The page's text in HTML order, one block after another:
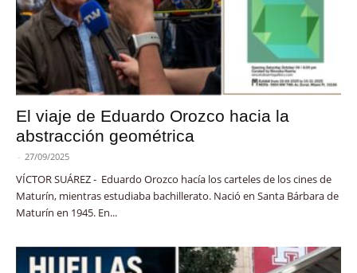
El viaje de Eduardo Orozco hacia la
abstracción geométrica
- 27/09/2025
VÍCTOR SUÁREZ - Eduardo Orozco hacía los carteles de los cines de
Maturín, mientras estudiaba bachillerato. Nació en Santa Bárbara de
Maturín en 1945. En...